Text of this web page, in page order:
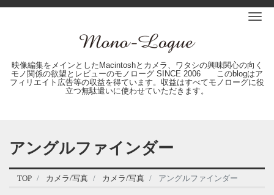
映像編集をメインとしたMacintoshとカメラ、ワタシの興味関心の向く
モノ関係の欲望とレビューのモノローグ SINCE 2006 このblogはア
フィリエイト広告等の収益を得ています。収益はすべてモノローグに役
立つ無駄遣いに使わせていただきます。
アングルファインダー
TOP カメラ/写真 カメラ/写真 アングルファインダー